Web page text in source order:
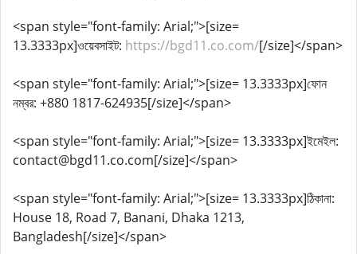
<span style="font-family: Arial;">[size=
13.3333px]ওয়েবসাইট: https://bgd11.co.com/[/size]</span>
<span style="font-family: Arial;">[size= 13.3333px]ফোন
নম্বর: +880 1817-624935[/size]</span>
<span style="font-family: Arial;">[size= 13.3333px]ইমেইল:
contact@bgd11.co.com[/size]</span>
<span style="font-family: Arial;">[size= 13.3333px]ঠিকানা:
House 18, Road 7, Banani, Dhaka 1213,
Bangladesh[/size]</span>